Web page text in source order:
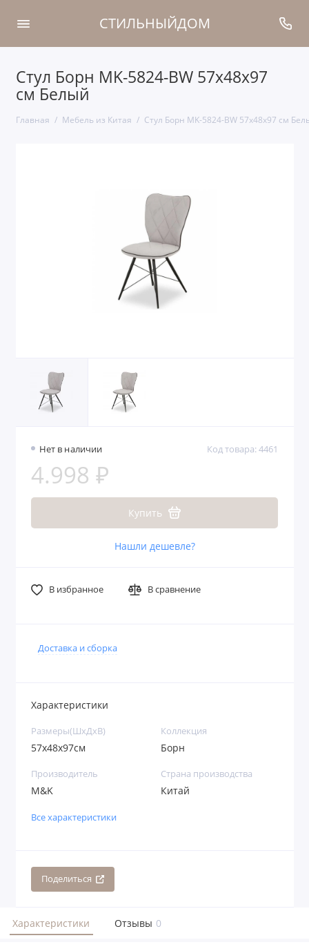
СТИЛЬНЫЙДОМ
Стул Борн MK-5824-BW 57х48х97
см Белый
Главная Мебель из Китая Стул Борн MK-5824-BW 57х48х97 см
Нет в наличии Код товара: 4461
4.998 ₽
Купить
Нашли дешевле?
В избранное В сравнение
Доставка и сборка
Характеристики
Размеры(ШхДхВ)
57х48х97см
Коллекция
Борн
Производитель
M&K
Страна производства
Китай
Все характеристики
Поделиться
Характеристики Отзывы 0